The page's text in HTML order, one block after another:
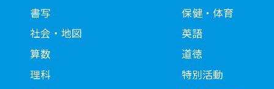
書写
社会・地図
算数
理科
保健・体育
英語
道徳
特別活動